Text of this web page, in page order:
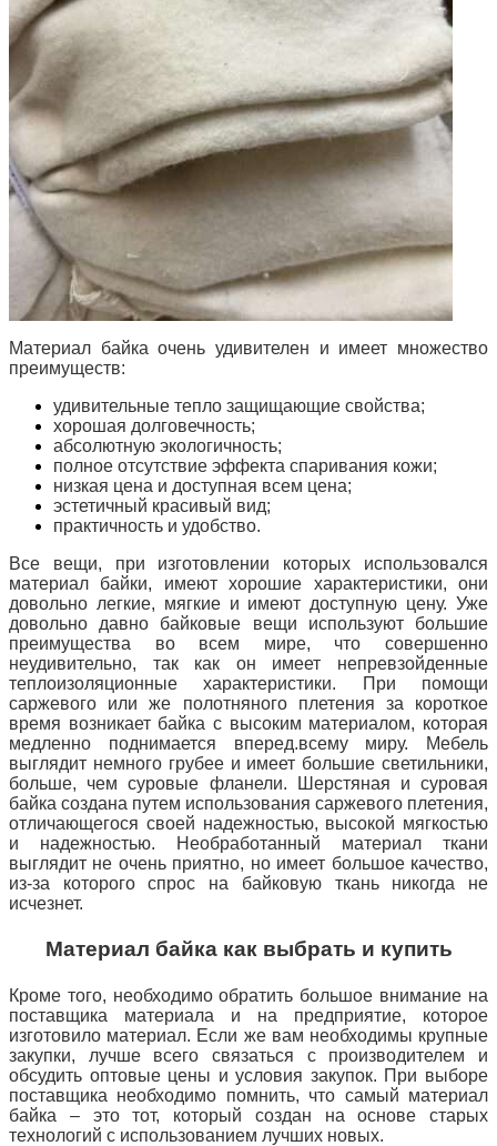
Материал байка очень удивителен и имеет множество
преимуществ:
удивительные тепло защищающие свойства;
хорошая долговечность;
абсолютную экологичность;
полное отсутствие эффекта спаривания кожи;
низкая цена и доступная всем цена;
эстетичный красивый вид;
практичность и удобство.
Все вещи, при изготовлении которых использовался
материал байки, имеют хорошие характеристики, они
довольно легкие, мягкие и имеют доступную цену. Уже
довольно давно байковые вещи используют большие
преимущества во всем мире, что совершенно
неудивительно, так как он имеет непревзойденные
теплоизоляционные характеристики.
При помощи
саржевого или же полотняного плетения за короткое
время возникает байка с высоким материалом, которая
медленно поднимается вперед.всему миру.
Мебель
выглядит немного грубее и имеет большие светильники,
больше, чем суровые фланели.
Шерстяная и суровая
байка создана путем использования саржевого плетения,
отличающегося своей надежностью, высокой мягкостью
и надежностью.
Необработанный материал ткани
выглядит не очень приятно, но имеет большое качество,
из-за которого спрос на байковую ткань никогда не
исчезнет.
Материал байка как выбрать и купить
Кроме того, необходимо обратить большое внимание на
поставщика материала и на предприятие, которое
изготовило материал. Если же вам необходимы крупные
закупки, лучше всего связаться с производителем и
обсудить оптовые цены и условия закупок. При выборе
поставщика необходимо помнить, что самый материал
байка – это тот, который создан на основе старых
технологий с использованием лучших новых.